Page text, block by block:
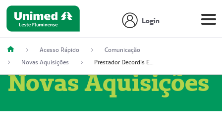
Login
Acesso Rápido
Comunicação
Novas Aquisições
Prestador Decordis Exames Cardiológicos LTDA (51004347-4)
Novas Aquisições